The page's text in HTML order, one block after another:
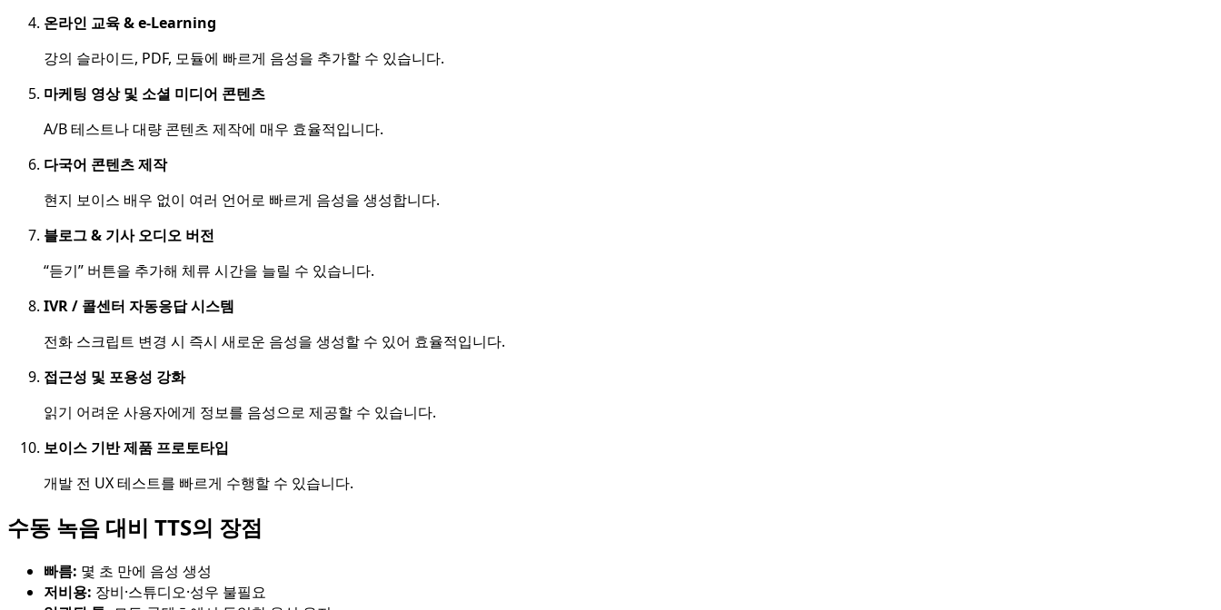
온라인 교육 & e-Learning
강의 슬라이드, PDF, 모듈에 빠르게 음성을 추가할 수 있습니다.
마케팅 영상 및 소셜 미디어 콘텐츠
A/B 테스트나 대량 콘텐츠 제작에 매우 효율적입니다.
다국어 콘텐츠 제작
현지 보이스 배우 없이 여러 언어로 빠르게 음성을 생성합니다.
블로그 & 기사 오디오 버전
“듣기” 버튼을 추가해 체류 시간을 늘릴 수 있습니다.
IVR / 콜센터 자동응답 시스템
전화 스크립트 변경 시 즉시 새로운 음성을 생성할 수 있어 효율적입니다.
접근성 및 포용성 강화
읽기 어려운 사용자에게 정보를 음성으로 제공할 수 있습니다.
보이스 기반 제품 프로토타입
개발 전 UX 테스트를 빠르게 수행할 수 있습니다.
수동 녹음 대비 TTS의 장점
빠름: 몇 초 만에 음성 생성
저비용: 장비·스튜디오·성우 불필요